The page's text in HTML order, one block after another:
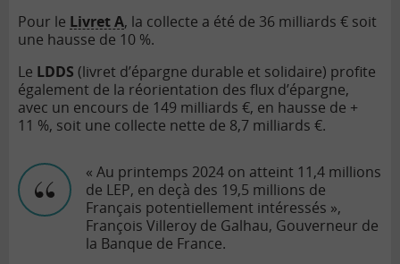
Pour le Livret A, la collecte a été de 36 milliards € soit
une hausse de 10 %.
Le LDDS (livret d’épargne durable et solidaire) profite
également de la réorientation des flux d’épargne,
avec un encours de 149 milliards €, en hausse de +
11 %, soit une collecte nette de 8,7 milliards €.
« Au printemps 2024 on atteint 11,4 millions
de LEP, en deçà des 19,5 millions de
Français potentiellement intéressés »,
François Villeroy de Galhau, Gouverneur de
la Banque de France.